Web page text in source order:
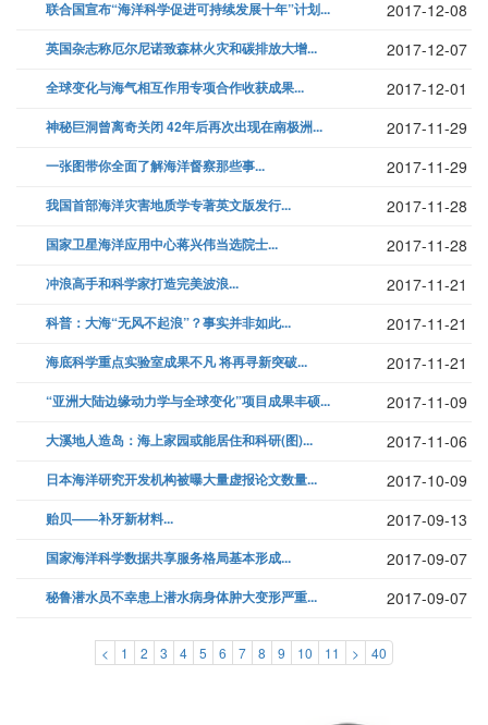
联合国宣布“海洋科学促进可持续发展十年”计划... 2017-12-08
英国杂志称厄尔尼诺致森林火灾和碳排放大增... 2017-12-07
全球变化与海气相互作用专项合作收获成果... 2017-12-01
神秘巨洞曾离奇关闭 42年后再次出现在南极洲... 2017-11-29
一张图带你全面了解海洋督察那些事... 2017-11-29
我国首部海洋灾害地质学专著英文版发行... 2017-11-28
国家卫星海洋应用中心蒋兴伟当选院士... 2017-11-28
冲浪高手和科学家打造完美波浪... 2017-11-21
科普：大海“无风不起浪”？事实并非如此... 2017-11-21
海底科学重点实验室成果不凡 将再寻新突破... 2017-11-21
“亚洲大陆边缘动力学与全球变化”项目成果丰硕... 2017-11-09
大溪地人造岛：海上家园或能居住和科研(图)... 2017-11-06
日本海洋研究开发机构被曝大量虚报论文数量... 2017-10-09
贻贝——补牙新材料... 2017-09-13
国家海洋科学数据共享服务格局基本形成... 2017-09-07
秘鲁潜水员不幸患上潜水病身体肿大变形严重... 2017-09-07
< 1 2 3 4 5 6 7 8 9 10 11 > 40